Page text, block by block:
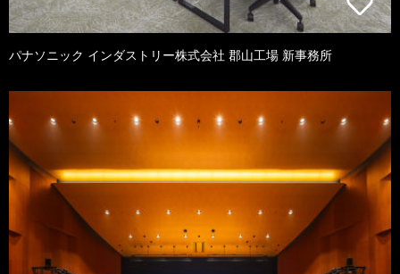
パナソニック インダストリー株式会社 郡山工場 新事務所